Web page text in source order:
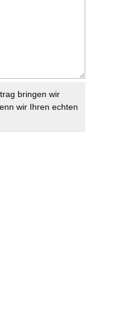
bringen wir
wir Ihren echten